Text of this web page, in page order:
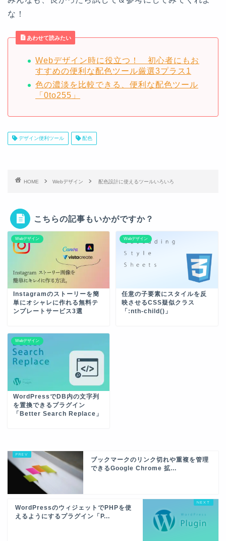
な！
あわせて読みたい
Webデザイン時に役立つ！ 初心者にもお
すすめの便利な配色ツール厳選3プラス1
色の濃淡を比較できる、便利な配色ツール
「0to255」
デザイン便利ツール 配色
HOME Webデザイン 配色設計に使えるツールいろいろ
こちらの記事もいかがですか？
Webデザイン
Instagramのストーリーを簡
単にオシャレに作れる無料テ
ンプレートサービス3選
Webデザイン
任意の子要素にスタイルを反
映させるCSS疑似クラス
「:nth-child()」
Webデザイン
WordPressでDB内の文字列
を置換できるプラグイン
「Better Search Replace」
ブックマークのリンク切れや重複を管理
できるGoogle Chrome 拡...
WordPressのウィジェットでPHPを使
えるようにするプラグイン「P...